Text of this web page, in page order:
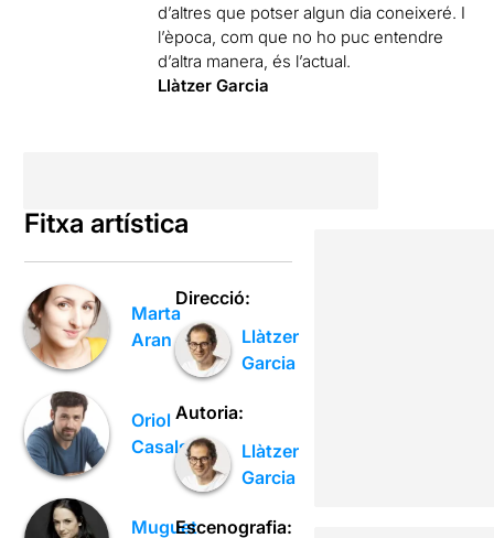
d’altres que potser algun dia coneixeré. I
l’època, com que no ho puc entendre
d’altra manera, és l’actual.
Llàtzer Garcia
Fitxa artística
Marta
Aran
Oriol
Casals
Muguet
Direcció:
Llàtzer
Garcia
Autoria:
Llàtzer
Garcia
Escenografia: